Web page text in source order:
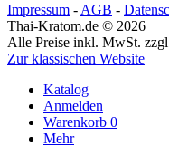
Impressum - AGB -
Thai-Kratom.de © 2026
Alle Preise inkl. MwSt.
Zur klassischen Website
Katalog
Anmelden
Warenkorb 0
Mehr